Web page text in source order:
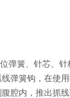
弹簧、针芯、
弹簧钩，在使
腔内，推出抓